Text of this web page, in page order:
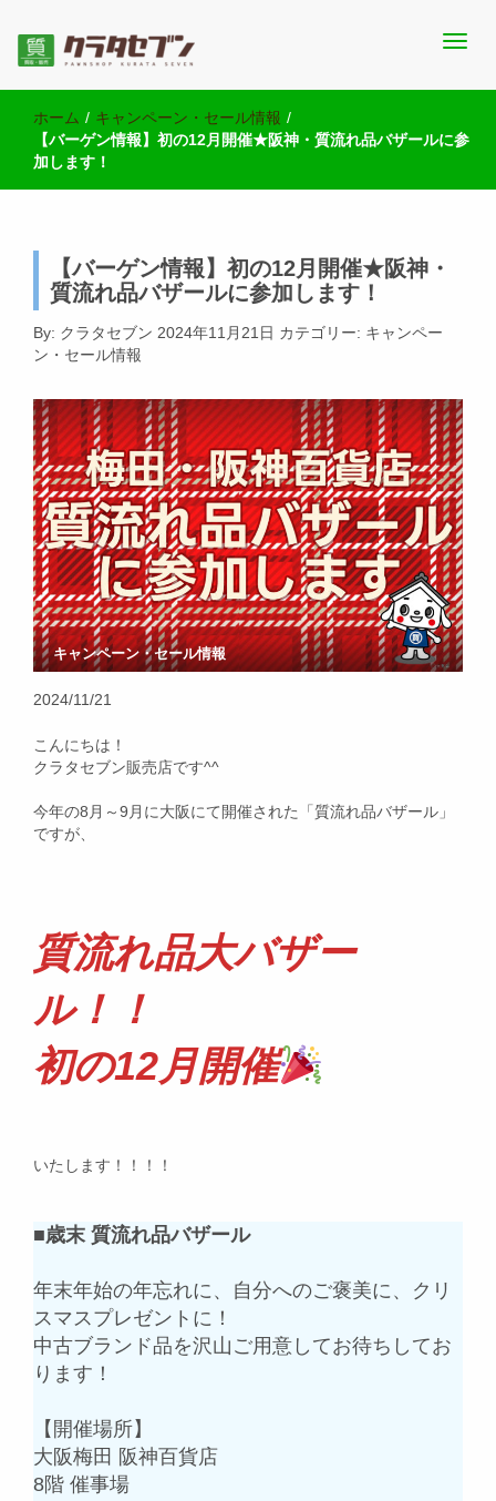
池袋の質屋クラタセブン 公式BLOG
績・販売商品情報や雑記をお届けします。
ホーム / キャンペーン・セール情報 /
【バーゲン情報】初の12月開催★阪神・質流れ品バザールに参
加します！
【バーゲン情報】初の12月開催★阪神・
質流れ品バザールに参加します！
By: クラタセブン 2024年11月21日 カテゴリー: キャンペー
ン・セール情報
キャンペーン・セール情報
2024/11/21
こんにちは！
クラタセブン販売店です^^
今年の8月～9月に大阪にて開催された「質流れ品バザール」
ですが、
質流れ品大バザー
ル！！
初の12月開催
いたします！！！！
■歳末 質流れ品バザール
年末年始の年忘れに、自分へのご褒美に、クリ
スマスプレゼントに！
中古ブランド品を沢山ご用意してお待ちしてお
ります！
【開催場所】
大阪梅田 阪神百貨店
8階 催事場